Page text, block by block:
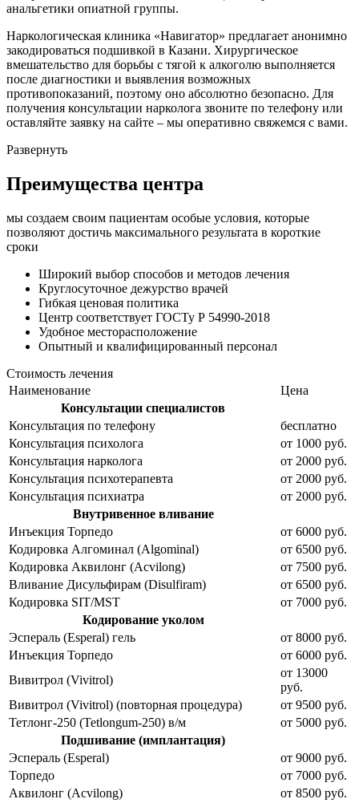
анальгетики опиатной группы.
Наркологическая клиника «Навигатор» предлагает анонимно
закодироваться подшивкой в Казани. Хирургическое
вмешательство для борьбы с тягой к алкоголю выполняется
после диагностики и выявления возможных
противопоказаний, поэтому оно абсолютно безопасно. Для
получения консультации нарколога звоните по телефону или
оставляйте заявку на сайте – мы оперативно свяжемся с вами.
Развернуть
Преимущества центра
мы создаем своим пациентам особые условия, которые
позволяют достичь максимального результата в короткие
сроки
Широкий выбор способов и методов лечения
Круглосуточное дежурство врачей
Гибкая ценовая политика
Центр соответствует ГОСТу Р 54990-2018
Удобное месторасположение
Опытный и квалифицированный персонал
Стоимость лечения
Наименование
Цена
Консультации специалистов
Консультация по телефону
бесплатно
Консультация психолога
от 1000 руб.
Консультация нарколога
от 2000 руб.
Консультация психотерапевта
от 2000 руб.
Консультация психиатра
от 2000 руб.
Внутривенное вливание
Инъекция Торпедо
от 6000 руб.
Кодировка Алгоминал (Algominal)
от 6500 руб.
Кодировка Аквилонг (Acvilong)
от 7500 руб.
Вливание Дисульфирам (Disulfiram)
от 6500 руб.
Кодировка SIT/MST
от 7000 руб.
Кодирование уколом
Эспераль (Esperal) гель
от 8000 руб.
Инъекция Торпедо
от 6000 руб.
Вивитрол (Vivitrol)
от 13000
руб.
Вивитрол (Vivitrol) (повторная процедура)
от 9500 руб.
Тетлонг-250 (Tetlongum-250) в/м
от 5000 руб.
Подшивание (имплантация)
Эспераль (Esperal)
от 9000 руб.
Торпедо
от 7000 руб.
Аквилонг (Acvilong)
от 8500 руб.